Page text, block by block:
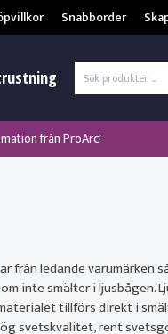
Snabborder
Logga in
SKAPA
från ProArc!
från ProArc!
230iP AC/DC!
Kemppi!
EPR-X1.1!
Auto från Kemppi!
ledande varumärken
inte smälter i ljusbågen.
tillförs direkt i
svetskvalitet, rent